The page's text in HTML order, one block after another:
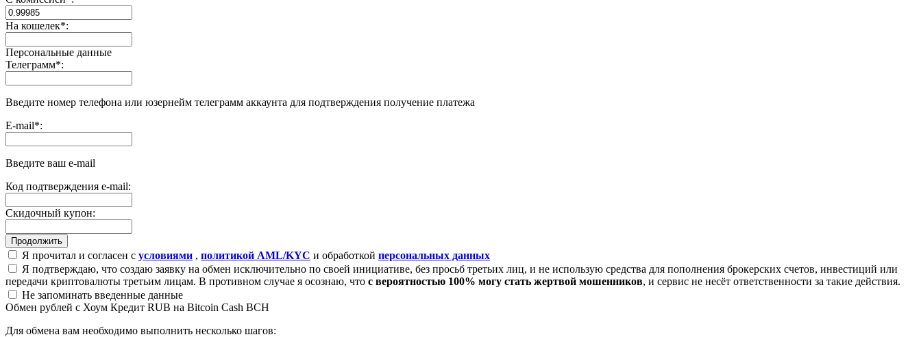
На кошелек*:
Персональные данные
Телеграмм*:
Введите номер телефона или юзернейм телеграмм аккаунта для подтверждения получение платежа
E-mail*:
Введите ваш e-mail
Код подтверждения e-mail:
Скидочный купон:
Я прочитал и согласен с условиями , политикой AML/KYC и обработкой персональных данных
Я подтверждаю, что создаю заявку на обмен исключительно по своей инициативе, без просьб третьих лиц, и не использую средства для пополнения брокерских счетов, инвестиций или
передачи криптовалюты третьим лицам. В противном случае я осознаю, что с вероятностью 100% могу стать жертвой мошенников, и сервис не несёт ответственности за такие действия.
Не запоминать введенные данные
Обмен рублей с Хоум Кредит RUB на Bitcoin Cash BCH
Для обмена вам необходимо выполнить несколько шагов: